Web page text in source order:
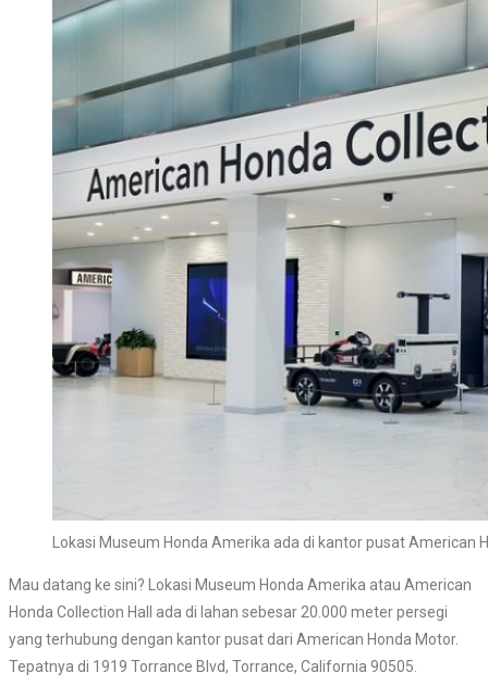
Lokasi Museum Honda Amerika ada di kantor pusat American
Mau datang ke sini? Lokasi Museum Honda Amerika atau American
Honda Collection Hall ada di lahan sebesar 20.000 meter persegi
yang terhubung dengan kantor pusat dari American Honda Motor.
Tepatnya di 1919 Torrance Blvd, Torrance, California 90505.